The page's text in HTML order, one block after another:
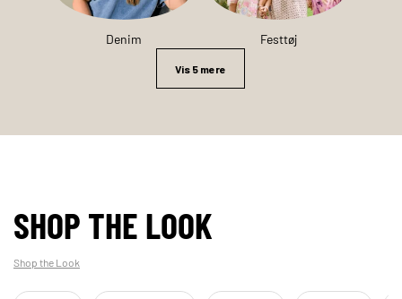
Denim Festtøj
Vis 5 mere
SHOP THE LOOK
Shop the Look